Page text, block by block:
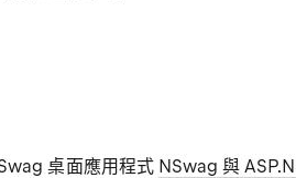
桌面應用程式 NSwag 與